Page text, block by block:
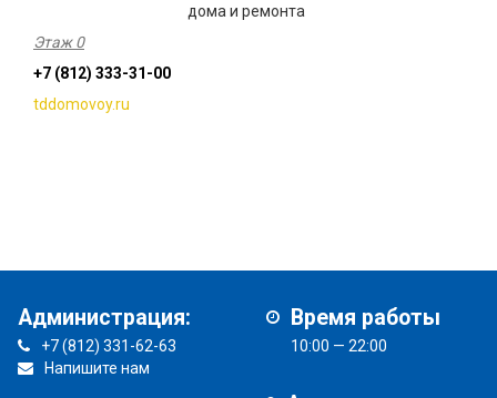
дома и ремонта
Этаж 0
+7 (812) 333-31-00
tddomovoy.ru
Администрация:
+7 (812) 331-62-63
Напишите нам
Время работы
10:00 — 22:00